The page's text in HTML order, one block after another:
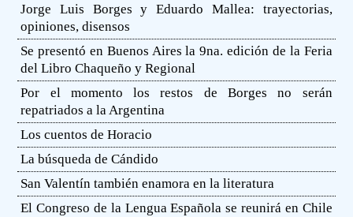
Jorge Luis Borges y Eduardo Mallea: trayectorias,
opiniones, disensos
Se presentó en Buenos Aires la 9na. edición de la Feria
del Libro Chaqueño y Regional
Por el momento los restos de Borges no serán
repatriados a la Argentina
Los cuentos de Horacio
La búsqueda de Cándido
San Valentín también enamora en la literatura
El Congreso de la Lengua Española se reunirá en Chile